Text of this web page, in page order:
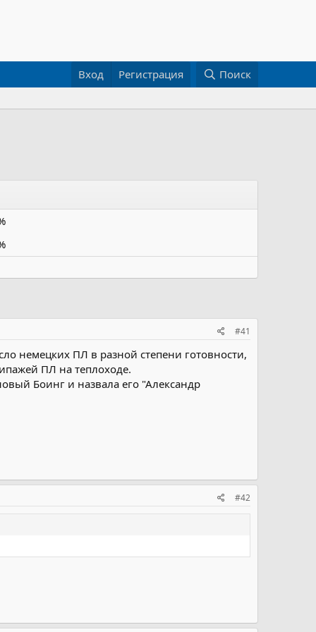
Вход Регистрация Поиск
#41
немецких ПЛ в разной степени готовности,
ПЛ на теплоходе.
Боинг и назвала его "Александр
#42